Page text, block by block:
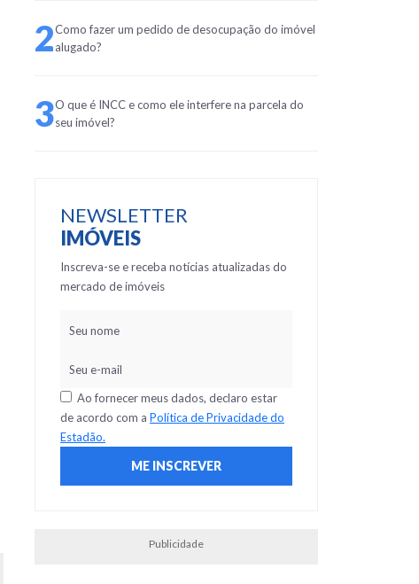
2Como fazer um pedido de desocupação do imóvel
alugado?
3O que é INCC e como ele interfere na parcela do
seu imóvel?
NEWSLETTER
IMÓVEIS
Inscreva-se e receba notícias atualizadas do
mercado de imóveis
Ao fornecer meus dados, declaro estar
de acordo com a Política de Privacidade do
Estadão.
Publicidade